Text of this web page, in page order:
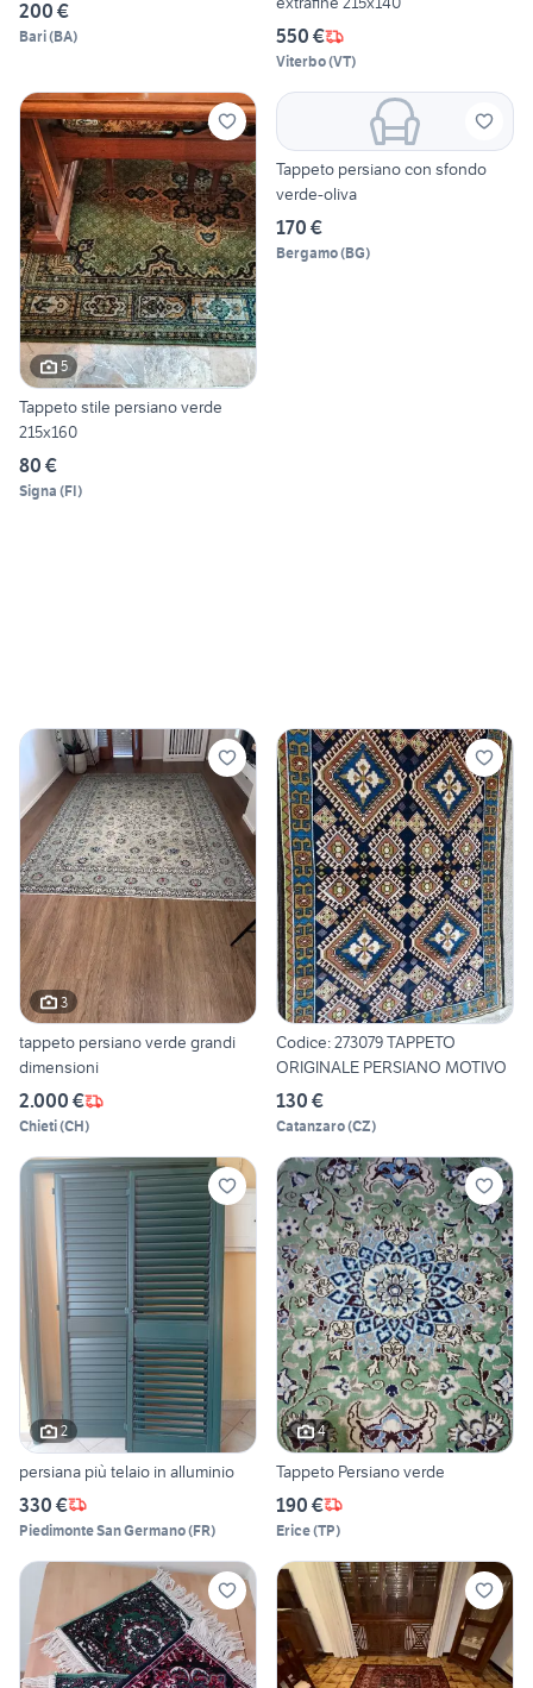
200 €
Bari(BA) 550 €
Viterbo(VT)
5
Tappeto stile persiano verde
215x160
80 €
Signa (FI)
Tappeto persiano con sfondo
verde-oliva
170 €
Bergamo(BG)
3
tappeto persiano verde grandi
dimensioni
2.000 €
Chieti(CH)
Codice: 273079 TAPPETO
ORIGINALE PERSIANO MOTIVO
130 €
Catanzaro(CZ)
2
persiana più telaio in alluminio
330 €
Piedimonte San Germano(FR)
4
Tappeto Persiano verde
190 €
Erice(TP)